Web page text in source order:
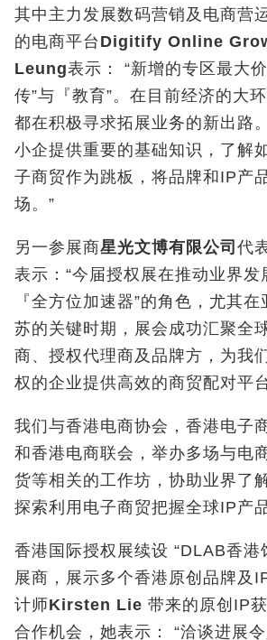
其中主力发展数码营销及电商营
的电商平台 Digitify Online
Leung表示： “新增的专区最大
传”与『教育”。在目前经济的大
都在积极寻求拓展业务的新出路
小企提供重要的基础知识，了解
子商贸作为跳板，将品牌和IP产
场。”
另一参展商星光文博有限公司 代
表示：“今届授权展在推动业界发
『全方位加速器”的角色，尤其
苏的关键时期，展会成功汇聚全
商、授权代理商及品牌方，为我
权的企业提供高效的商贸配对平
我们与香港电商协会，香港电子
和香港电商联会，举办多场与电
货等相关的工作坊，协助业界了
探索利用电子商贸把握全球IP产
香港国际授权展续设 “DLAB香港
展商，展示多个香港原创品牌及
计师Kirsten Lie 带来的原创IP
合作机会，她表示： “洽谈进展